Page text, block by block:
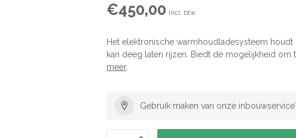
€450,00 Incl. btw
Het elektronische warmhoudladesysteem
kan deeg laten rijzen. Biedt de mogelijkheid om
meer.
Gebruik maken van onze